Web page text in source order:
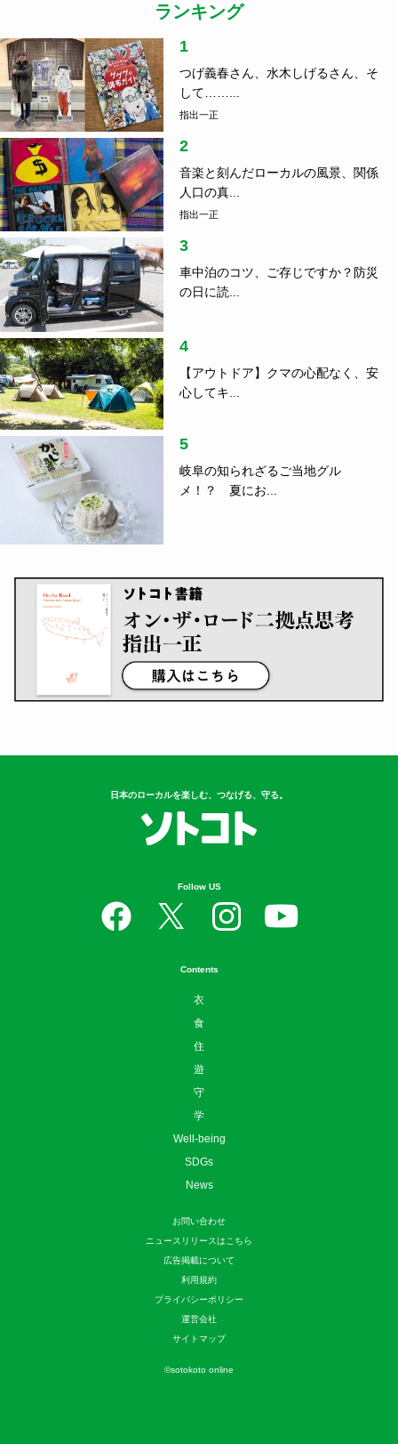
ランキング
1
つげ義春さん、水木しげるさん、そ
して……...
指出一正
2
音楽と刻んだローカルの風景、関係
人口の真...
指出一正
3
車中泊のコツ、ご存じですか？防災
の日に読...
4
【アウトドア】クマの心配なく、安
心してキ...
5
岐阜の知られざるご当地グル
メ！？ 夏にお...
日本のローカルを楽しむ、つなげる、守る。
Follow US
Contents
衣
食
住
遊
守
学
Well-being
SDGs
News
お問い合わせ
ニュースリリースはこちら
広告掲載について
利用規約
プライバシーポリシー
運営会社
サイトマップ
©sotokoto online